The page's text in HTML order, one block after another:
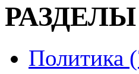
Политика